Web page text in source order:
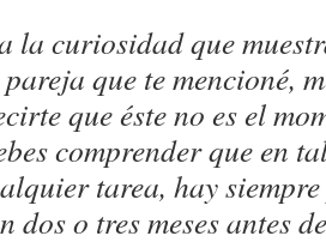
la curiosidad que
que te mencioné,
que éste no es el
comprender que en
tarea, hay
dos o tres meses antes